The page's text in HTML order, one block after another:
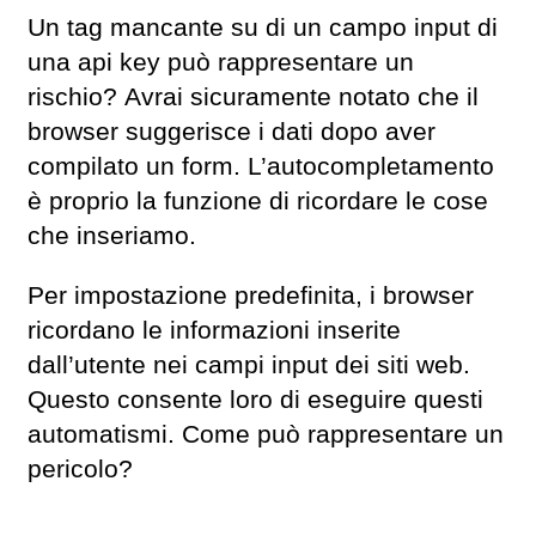
Un tag mancante su di un campo input di
una api key può rappresentare un
rischio? Avrai sicuramente notato che il
browser suggerisce i dati dopo aver
compilato un form. L’autocompletamento
è proprio la funzione di ricordare le cose
che inseriamo.
Per impostazione predefinita, i browser
ricordano le informazioni inserite
dall’utente nei campi input dei siti web.
Questo consente loro di eseguire questi
automatismi. Come può rappresentare un
pericolo?